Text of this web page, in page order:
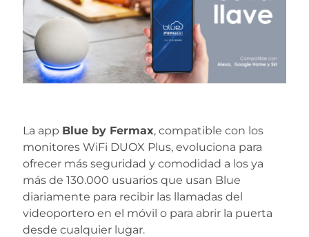
La app Blue by Fermax, compatible con los
monitores WiFi DUOX Plus, evoluciona para
ofrecer más seguridad y comodidad a los ya
más de 130.000 usuarios que usan Blue
diariamente para recibir las llamadas del
videoportero en el móvil o para abrir la puerta
desde cualquier lugar.